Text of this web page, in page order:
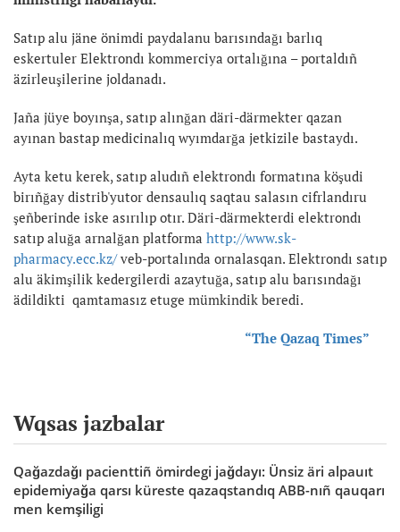
Satıp alu jäne önimdi paydalanu barısındağı barlıq
eskertuler Elektrondı kommerciya ortalığına – portaldıñ
äzirleuşilerine joldanadı.
Jaña jüye boyınşa, satıp alınğan däri-därmekter qazan
ayınan bastap medicinalıq wyımdarğa jetkizile bastaydı.
Ayta ketu kerek, satıp aludıñ elektrondı formatına köşudi
birıñğay distrib'yutor densaulıq saqtau salasın cifrlandıru
şeñberinde iske asırılıp otır. Däri-därmekterdi elektrondı
satıp aluğa arnalğan platforma http://www.sk-
pharmacy.ecc.kz/veb-portalında ornalasqan. Elektrondı satıp
alu äkimşilik kedergilerdi azaytuğa, satıp alu barısındağı
ädildikti qamtamasız etuge mümkindik beredi.
“The Qazaq Times”
Wqsas jazbalar
Qağazdağı pacienttiñ ömirdegi jağdayı: Ünsiz äri alpauıt
epidemiyağa qarsı küreste qazaqstandıq ABB-nıñ qauqarı
men kemşiligi